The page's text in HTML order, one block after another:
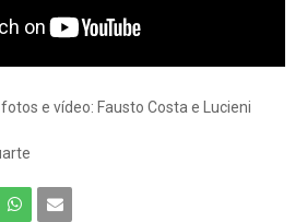
e vídeo: Fausto Costa e Lucieni